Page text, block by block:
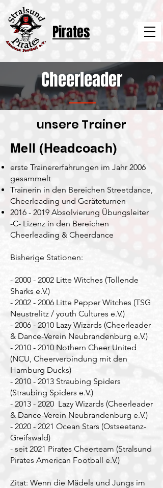
Pirates
Cheerleader
unsere Trainer
Mell (Headcoach)
erste Trainererfahrungen im Jahr 2006
gesammelt
Trainerin in den Bereichen Streetdance,
Cheerleading und Geräteturnen
2016 - 2019 Absolvierung Übungsleiter
-C- Lizenz in den Bereichen
Cheerleading & Cheerdance
Bisherige Stationen:
- 2000 - 2002 Litte Witches (Tollende
Sharks e.V.)
- 2002 - 2006 Litte Pepper Witches (TSG
Neustrelitz / youth Cultures e.V.)
- 2006 - 2010 Lazy Wizards (Cheerleader
& Dance-Verein Neubrandenburg e.V.)
- 2010 - 2010 Nothern Cheer United
(NCU, Cheerverbindung mit den
Hamburg Ducks)
- 2010 - 2013 Straubing Spiders
(Straubing Spiders e.V.)
- 2013 - 2020 Lazy Wizards (Cheerleader
& Dance-Verein Neubrandenburg e.V.)
- 2020 - 2021 Ocean Stars (Ostseetanz-
Greifswald)
- seit 2021 Pirates Cheerteam (Stralsund
Pirates American Football e.V.)
Zitat: Wenn die Mädels und Jungs im